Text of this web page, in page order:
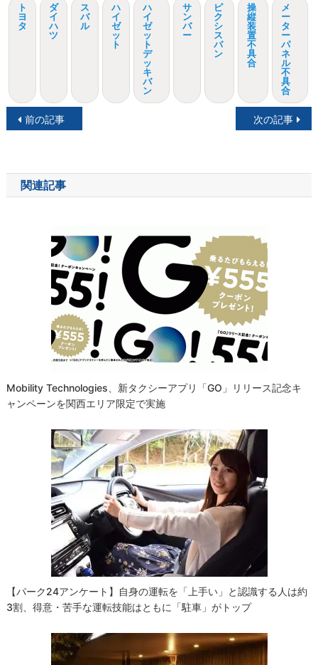
ト
ヨ
タ
ダ
イ
ハ
ツ
ス
バ
ル
ハ
イ
ゼ
ッ
ト
ハ
イ
ゼ
ッ
ト
デ
ッ
キ
バ
ン
サ
ン
バ
ー
ピ
ク
シ
ス
バ
ン
操
縦
装
置
不
具
合
メ
ー
タ
ー
パ
ネ
ル
不
具
合
投
ナ
ビ
前の記事 次の記事
関連記事
Mobility Technologies、新タクシーアプリ「GO」リリース記念キ
ャンペーンを関西エリア限定で実施
【パーク24アンケート】自身の運転を「上手い」と認識する人は約
3割、得意・苦手な運転技能はともに「駐車」がトップ